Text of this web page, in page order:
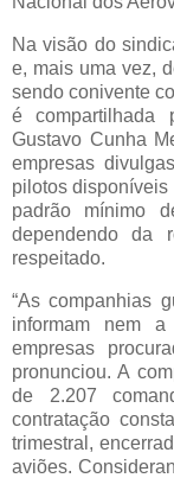
Na visão do
e, mais uma vez,
sendo conivente
é compartilhada
Gustavo Cunha
empresas
pilotos
padrão mínimo
dependendo da
respeitado.
“As companhias
informam nem a
empresas
pronunciou. A
de 2.207
contratação
trimestral,
aviões.